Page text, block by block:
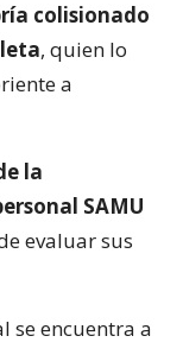
colisionado
, quien lo
a
la
SAMU
evaluar sus
se encuentra a